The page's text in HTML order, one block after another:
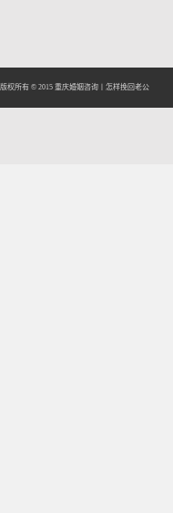
版权所有 © 2015 重庆婚姻咨询 怎样挽回老公